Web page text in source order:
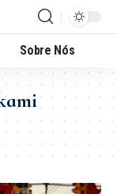
Sobre Nós